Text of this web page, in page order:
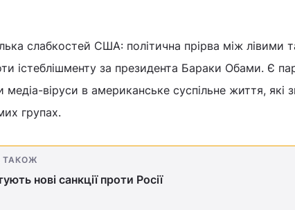
слабкостей США: політична прірва між лівими
істеблішменту за президента Бараки Обами. Є
віруси в американське суспільне життя, які
групах.
ТАКОЖ
нові санкції проти Росії